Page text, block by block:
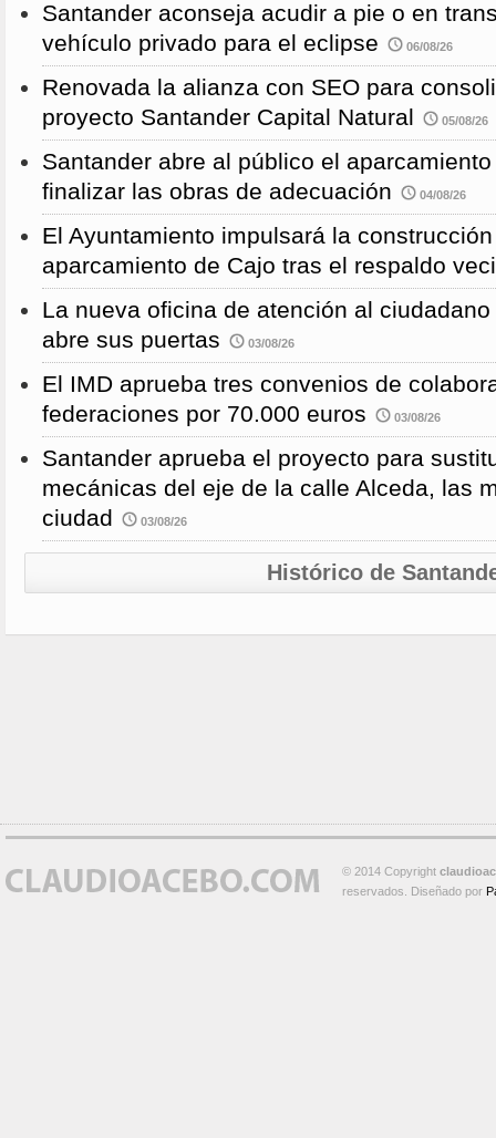
Santander aconseja acudir a pie o en
vehículo privado para el eclipse
06/08/26
Renovada la alianza con SEO para
proyecto Santander Capital Natural
05/08/26
Santander abre al público el
finalizar las obras de adecuación
04/08/26
El Ayuntamiento impulsará la
aparcamiento de Cajo tras el respaldo
La nueva oficina de atención al
abre sus puertas
03/08/26
El IMD aprueba tres convenios de
federaciones por 70.000 euros
03/08/26
Santander aprueba el proyecto para
mecánicas del eje de la calle Alceda, las
ciudad
03/08/26
Histórico de
© 2014 Copyright
reservados. Diseñado por